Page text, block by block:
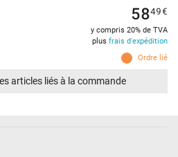
Ordre lié
5849€
y compris 20% de TVA
plus frais d'expédition
articles liés à la commande